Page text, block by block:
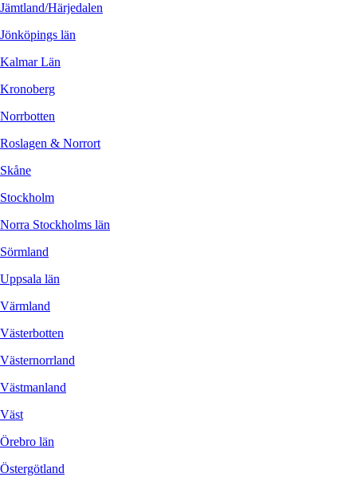
Jämtland/Härjedalen
Jönköpings län
Kalmar Län
Kronoberg
Norrbotten
Roslagen & Norrort
Skåne
Stockholm
Norra Stockholms län
Sörmland
Uppsala län
Värmland
Västerbotten
Västernorrland
Västmanland
Väst
Örebro län
Östergötland